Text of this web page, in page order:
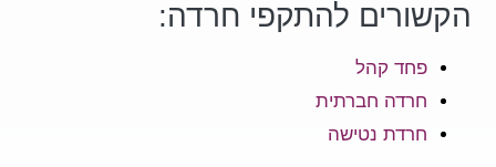
הקשורים להתקפי חרדה:
פחד קהל
חרדה חברתית
חרדת נטישה